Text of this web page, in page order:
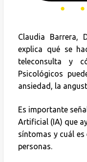
Claudia Barrera,
explica qué se
teleconsulta y
Psicológicos
ansiedad, la
Es importante
Artificial (IA) que
síntomas y cuál
personas.